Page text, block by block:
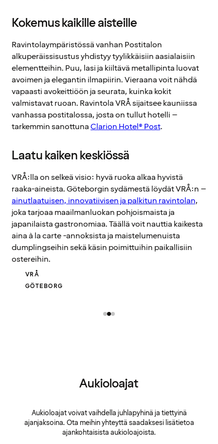
Kokemus kaikille aisteille
Ravintolaympäristössä vanhan Postitalon
alkuperäissisustus yhdistyy tyylikkäisiin aasialaisiin
elementteihin. Puu, lasi ja kiiltävä metallipinta luovat
avoimen ja elegantin ilmapiirin. Vieraana voit nähdä
vapaasti avokeittiöön ja seurata, kuinka kokit
valmistavat ruoan. Ravintola VRÅ sijaitsee kauniissa
vanhassa postitalossa, josta on tullut hotelli –
tarkemmin sanottunaClarion Hotel® Post.
Laatu kaiken keskiössä
VRÅ:lla on selkeä visio: hyvä ruoka alkaa hyvistä
raaka-aineista. Göteborgin sydämestä löydät VRÅ:n –
ainutlaatuisen, innovatiivisen ja palkitun ravintolan,
joka tarjoaa maailmanluokan pohjoismaista ja
japanilaista gastronomiaa. Täällä voit nauttia kaikesta
aina à la carte -annoksista ja maistelumenuista
dumplingseihin sekä käsin poimittuihin paikallisiin
ostereihin.
VRÅ
GÖTEBORG
Aukioloajat
Aukioloajat voivat vaihdella juhlapyhinä ja tiettyinä
ajanjaksoina. Ota meihin yhteyttä saadaksesi lisätietoa
ajankohtaisista aukioloajoista.